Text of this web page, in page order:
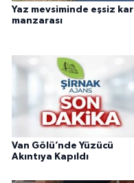
Yaz mevsiminde eşsiz kar
manzarası
Van Gölü’nde Yüzücü
Akıntıya Kapıldı